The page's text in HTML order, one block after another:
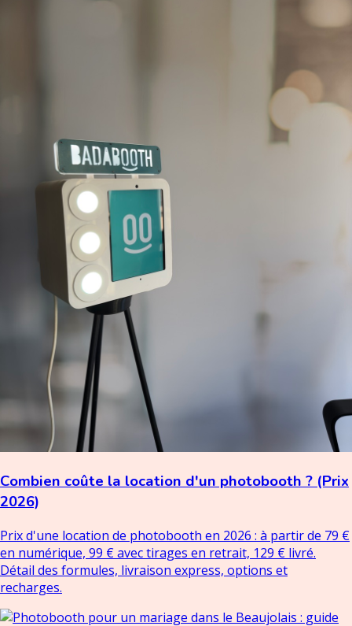
Combien coûte la location d'un photobooth ? (Prix
2026)
Prix d'une location de photobooth en 2026 : à partir de 79 €
en numérique, 99 € avec tirages en retrait, 129 € livré.
Détail des formules, livraison express, options et
recharges.